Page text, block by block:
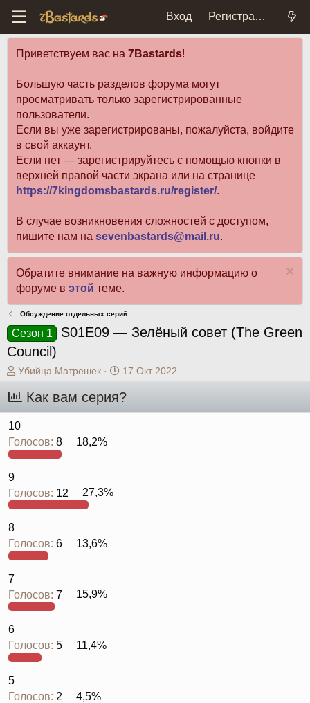
Вход Регистрация
Приветствуем вас на 7Bastards!
Большую часть разделов форума могут
просматривать только зарегистрированные
пользователи.
Если вы уже зарегистрированы, пожалуйста, войдите
в свой аккаунт.
Если нет — зарегистрируйтесь с помощью кнопки в
верхней правой части экрана или на странице
https://7kingdomsbastards.ru/register/.
В случае возникновения сложностей с доступом,
пишите нам на sevenbastards@mail.ru.
Обратите внимание на важную информацию о
форуме в этой теме.
Обсуждение отдельных серий
Сезон 1
S01E09 — Зелёный совет (The Green
Council)
А
р
е
м
Убийца Матрешек
Д
т
17 Окт 2022
Как вам серия?
10
Голосов: 8 18,2%
9
Голосов: 12 27,3%
8
Голосов: 6 13,6%
7
Голосов: 7 15,9%
6
Голосов: 5 11,4%
5
Голосов: 2 4,5%